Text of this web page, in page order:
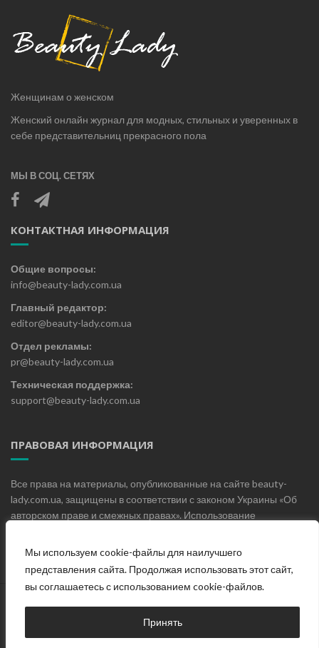
Мы используем cookie-файлы для наилучшего
представления сайта. Продолжая использовать этот сайт,
вы соглашаетесь с использованием cookie-файлов.
Принять
Женщинам о женском
Женский онлайн журнал для модных, стильных и уверенных в
себе представительниц прекрасного пола
МЫ В СОЦ. СЕТЯХ
КОНТАКТНАЯ ИНФОРМАЦИЯ
Общие вопросы:
info@beauty-lady.com.ua
Главный редактор:
editor@beauty-lady.com.ua
Отдел рекламы:
pr@beauty-lady.com.ua
Техническая поддержка:
support@beauty-lady.com.ua
ПРАВОВАЯ ИНФОРМАЦИЯ
Все права на материалы, опубликованные на сайте beauty-
lady.com.ua, защищены в соответствии с законом Украины «Об
авторском праве и смежных правах». Использование
письменного разрешения редакции не допускается.
Главная О проекте Блог
Контакты
© Женский онлайн журнал «Beauty Lady», 2019-2025